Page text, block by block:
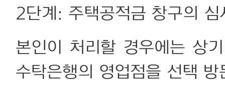
2단계: 주택공적금 창구의 심
본인이 처리할 경우에는 상
수탁은행의 영업점을 선택